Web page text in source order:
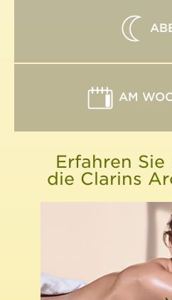
AM
Erfahren
die Clarins